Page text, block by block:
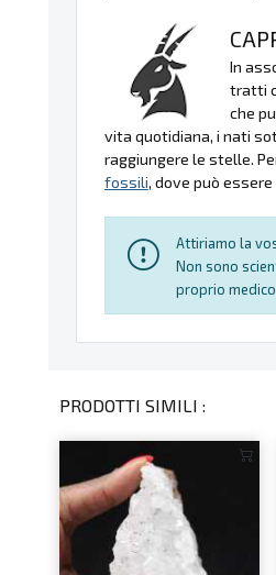
In
tratti
che
vita quotidiana, i nati
raggiungere le stelle.
fossili, dove può
Attiriamo la
Non sono
proprio
PRODOTTI SIMILI :